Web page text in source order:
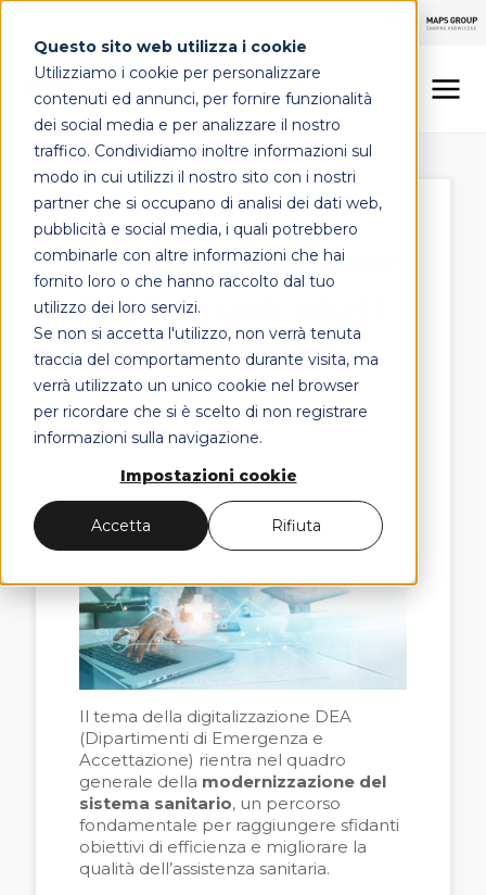
Questo sito web utilizza i cookie
Utilizziamo i cookie per personalizzare
contenuti ed annunci, per fornire funzionalità
dei social media e per analizzare il nostro
traffico. Condividiamo inoltre informazioni sul
modo in cui utilizzi il nostro sito con i nostri
partner che si occupano di analisi dei dati web,
pubblicità e social media, i quali potrebbero
combinarle con altre informazioni che hai
fornito loro o che hanno raccolto dal tuo
utilizzo dei loro servizi.
Se non si accetta l'utilizzo, non verrà tenuta
traccia del comportamento durante visita, ma
verrà utilizzato un unico cookie nel browser
per ricordare che si è scelto di non registrare
informazioni sulla navigazione.
Impostazioni cookie
Accetta Rifiuta
LINEE DI OFFERTA
MAPS HEALTHCARE
FOCUS
CONTATTI
Digitalizzazione
DEA: quali aiuti
dal PNRR?
il 20 dicembre 2022
Il tema della digitalizzazione DEA
(Dipartimenti di Emergenza e
Accettazione) rientra nel quadro
generale della modernizzazione del
sistema sanitario, un percorso
fondamentale per raggiungere sfidanti
obiettivi di efficienza e migliorare la
qualità dell’assistenza sanitaria.